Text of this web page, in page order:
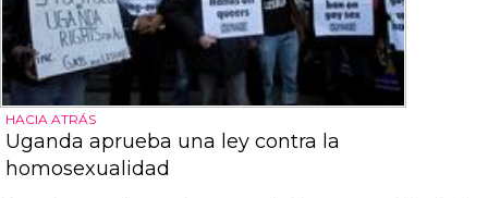
HACIA ATRÁS
Uganda aprueba una ley contra la
homosexualidad